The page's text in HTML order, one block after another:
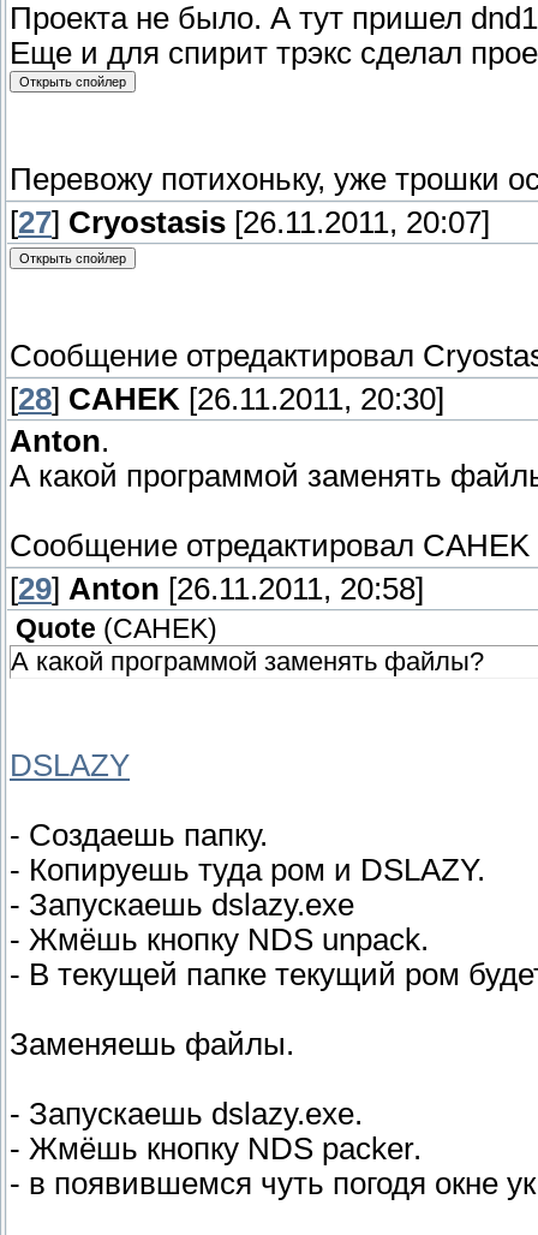
Проекта не было. А тут пришел
Еще и для спирит трэкс сделал
Перевожу потихоньку, уже трошки
[27] Cryostasis [26.11.2011, 20:07]
Сообщение отредактировал
[28] CAHEK [26.11.2011, 20:30]
Anton.
А какой программой заменять
Сообщение отредактировал CAHEK
[29] Anton [26.11.2011, 20:58]
Quote (CAHEK)
А какой программой заменять файлы?
DSLAZY
- Создаешь папку.
- Копируешь туда ром и DSLAZY.
- Запускаешь dslazy.exe
- Жмёшь кнопку NDS unpack.
- В текущей папке текущий ром
Заменяешь файлы.
- Запускаешь dslazy.exe.
- Жмёшь кнопку NDS packer.
- в появившемся чуть погодя окне